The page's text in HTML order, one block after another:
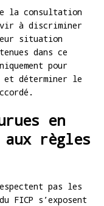
la consultation
à discriminer
situation
dans ce
pour
déterminer le
en
aux règles
pas les
FICP s’exposent